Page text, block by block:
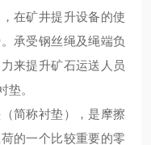
在矿井提升设备的使
承受钢丝绳及绳端负
来提升矿石运送人员
垫。
简称衬垫），是摩擦
的一个比较重要的零